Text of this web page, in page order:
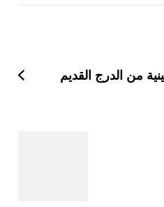
من الدرج القديم